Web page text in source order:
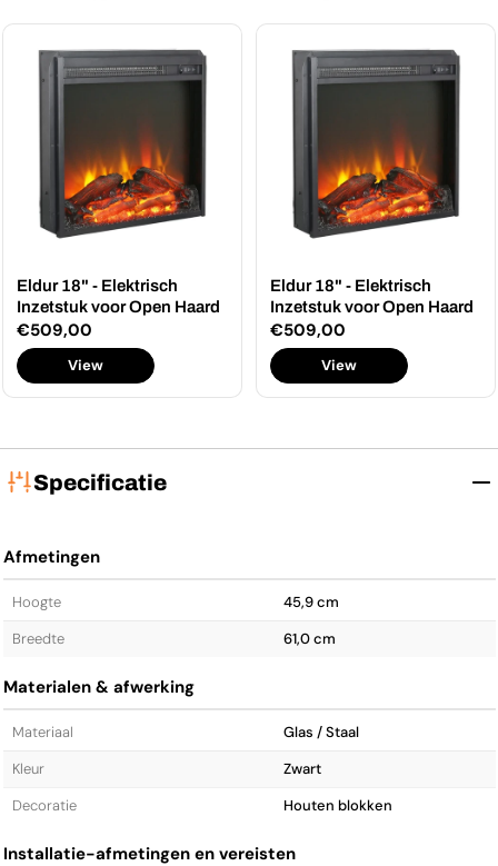
Eldur 18" - Elektrisch
Inzetstuk voor Open Haard
Normale
prijs
€509,00
View
Eldur 18" - Elektrisch
Inzetstuk voor Open Haard
Normale
prijs
€509,00
View
Specificatie
Afmetingen
Hoogte
45,9 cm
Breedte
61,0 cm
Materialen & afwerking
Materiaal
Glas / Staal
Kleur
Zwart
Decoratie
Houten blokken
Installatie-afmetingen en vereisten